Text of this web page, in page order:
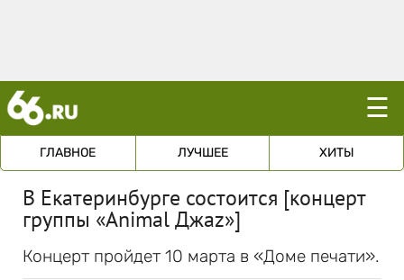
☰
ГЛАВНОЕ ЛУЧШЕЕ ХИТЫ
В Екатеринбурге состоится [концерт
группы «Animal Джаz»]
Концерт пройдет 10 марта в «Доме печати».